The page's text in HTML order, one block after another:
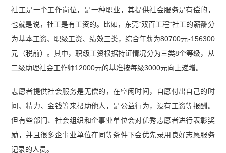
社工是一个工作岗位，是一种职业，其提供社会服务是有偿的，
也就是说，社工是有工资的。比如，东莞“双百工程“社工的薪酬分
为基本工资、职级工资、绩效三类，综合年薪为80700元-156300
元（税前）。其中，职级工资根据持证情况分为三类8个等级，从
二级助理社会工作师12000元的基准按每级3000元向上递增。
志愿者提供社会服务是无偿的，在空闲时间，自愿付出自己的时
间、精力、金钱等来帮助他人，是公益行为，没有工资等报酬。
但有些部门、社会组织和企事业单位会对优秀志愿者进行表彰奖
励，并且很多企事业单位在同等条件下会优先录用良好志愿服务
记录的人员。